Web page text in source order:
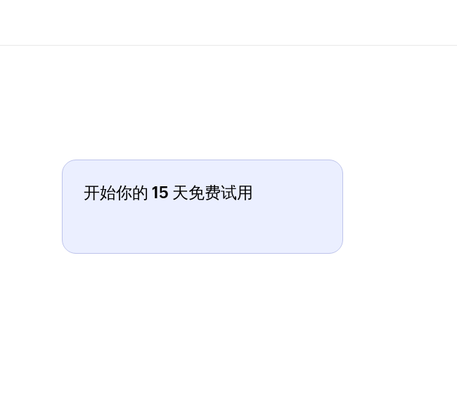
开始你的 15 天免费试用